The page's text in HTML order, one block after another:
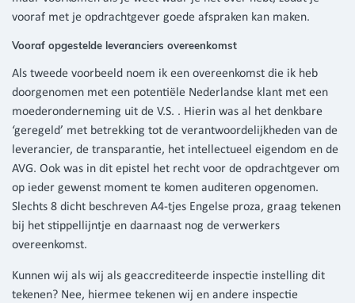
vooraf met je opdrachtgever goede afspraken kan maken.
Vooraf opgestelde leveranciers overeenkomst
Als tweede voorbeeld noem ik een overeenkomst die ik heb
doorgenomen met een potentiële Nederlandse klant met een
moederonderneming uit de V.S. . Hierin was al het denkbare
‘geregeld’ met betrekking tot de verantwoordelijkheden van de
leverancier, de transparantie, het intellectueel eigendom en de
AVG. Ook was in dit epistel het recht voor de opdrachtgever om
op ieder gewenst moment te komen auditeren opgenomen.
Slechts 8 dicht beschreven A4-tjes Engelse proza, graag tekenen
bij het stippellijntje en daarnaast nog de verwerkers
overeenkomst.
Kunnen wij als wij als geaccrediteerde inspectie instelling dit
tekenen? Nee, hiermee tekenen wij en andere inspectie